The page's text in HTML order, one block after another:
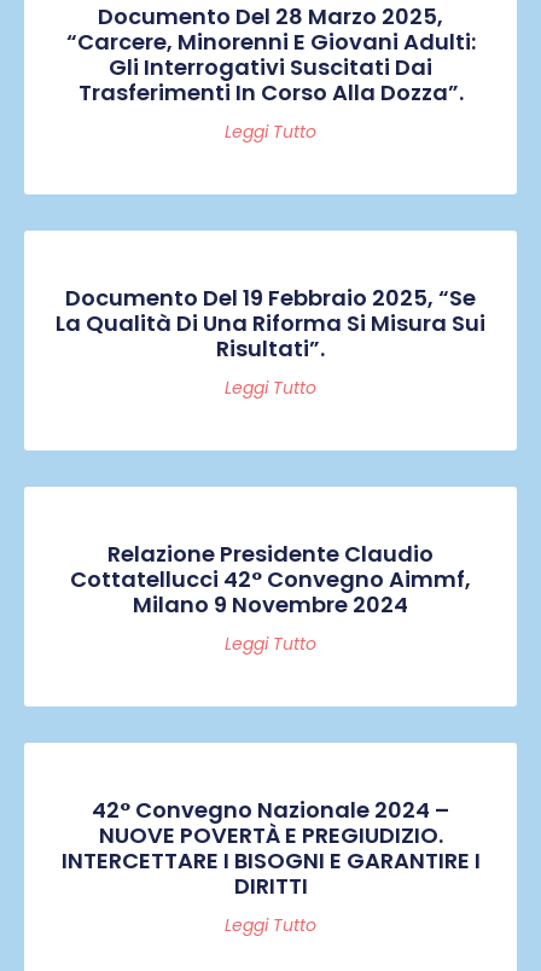
Documento Del 28 Marzo 2025,
“Carcere, Minorenni E Giovani Adulti:
Gli Interrogativi Suscitati Dai
Trasferimenti In Corso Alla Dozza”.
Leggi Tutto
Documento Del 19 Febbraio 2025, “Se
La Qualità Di Una Riforma Si Misura Sui
Risultati”.
Leggi Tutto
Relazione Presidente Claudio
Cottatellucci 42° Convegno Aimmf,
Milano 9 Novembre 2024
Leggi Tutto
42° Convegno Nazionale 2024 –
NUOVE POVERTÀ E PREGIUDIZIO.
INTERCETTARE I BISOGNI E GARANTIRE I
DIRITTI
Leggi Tutto